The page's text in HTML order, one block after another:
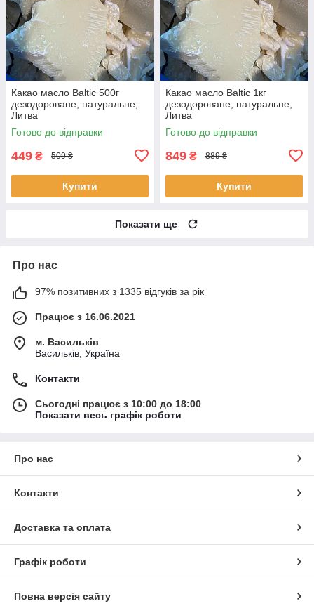
Какао масло Baltic 500г
дезодороване, натуральне,
Литва
Готово до відправки
449 ₴ 509 ₴
Купити
Какао масло Baltic 1кг
дезодороване, натуральне,
Литва
Готово до відправки
849 ₴ 889 ₴
Купити
Показати ще
Про нас
97% позитивних з 1335 відгуків за рік
Працює з 16.06.2021
м. Васильків
Васильків, Україна
Контакти
Сьогодні працює з 10:00 до 18:00
Показати весь графік роботи
Про нас
Контакти
Доставка та оплата
Графік роботи
Повна версія сайту